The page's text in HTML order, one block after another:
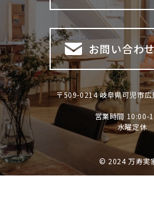
お問い合わ
〒509-0214 岐阜県可児市広
営業時間 10:00-
​​​​​​​水曜定休
© 2024 万寿実